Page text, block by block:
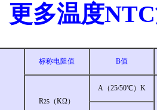
更多温度
标称电阻值 B值
R25 （KΩ）
A（25/50℃）K